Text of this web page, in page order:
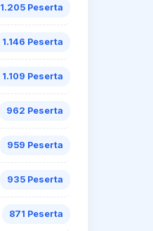
1.205 Peserta
1.146 Peserta
1.109 Peserta
962 Peserta
959 Peserta
935 Peserta
871 Peserta